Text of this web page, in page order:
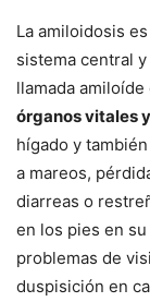
La amiloidosis
sistema central
llamada
órganos vitales
hígado y
a mareos,
diarreas o
en los pies en
problemas de
duspisición en